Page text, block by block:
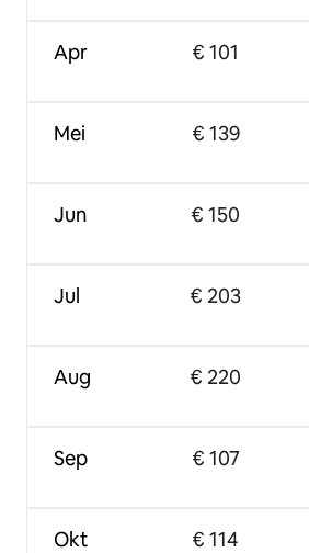
Apr
Mei
Jun
Jul
Aug
Sep
Okt
€ 101
€ 139
€ 150
€ 203
€ 220
€ 107
€ 114